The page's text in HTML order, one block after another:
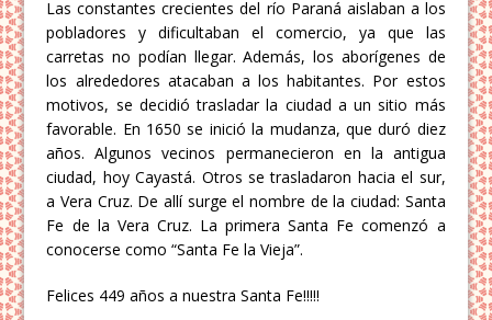
Las constantes crecientes del río Paraná aislaban a los
pobladores y dificultaban el comercio, ya que las
carretas no podían llegar. Además, los aborígenes de
los alrededores atacaban a los habitantes. Por estos
motivos, se decidió trasladar la ciudad a un sitio más
favorable. En 1650 se inició la mudanza, que duró diez
años. Algunos vecinos permanecieron en la antigua
ciudad, hoy Cayastá. Otros se trasladaron hacia el sur,
a Vera Cruz. De allí surge el nombre de la ciudad: Santa
Fe de la Vera Cruz. La primera Santa Fe comenzó a
conocerse como “Santa Fe la Vieja”.
Felices 449 años a nuestra Santa Fe!!!!!